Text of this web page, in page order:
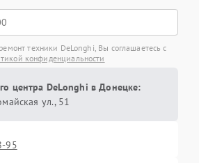
техники DeLonghi, Вы соглашаетесь с
конфиденциальности
центра DeLonghi в Донецке:
ул., 51
95